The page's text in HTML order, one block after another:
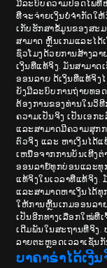
ມີລະບົບຄວາມປອດໄພທີ່
ທີ່ຈະຈ່າຍເງິນບໍ່ຈຳກັດໃ
ເກັບຮັກສາຂໍ້ມູນຂອງສະ
ສາມາດ ຫຼິ້ນເກມແລະໄ
ຊົ່ວໂມງດ້ວຍການສ້າງລ
ເງິນທີ່ແທ້ຈິງ. ມັນສາມາ
ອອນລາ​ຍ ດ້ເງິນທີ່ແທ້ຈິງ
ຍັງມີລະບົບການຖ່າຍທອ
ຕ້ອງການຂອງທ່ານໃນວິ
ຄວາມເປັນຈິງ ເປັນເອກ
ແລະສາມາດມີຄວາມສຸກ
ຕົວຈິງ ແລະ ຫາເງິນໄດ້
ເຫນືອຈາກການບັນເທີງຕ່
ອອນລາຍ​໌​ທຸກ​ບ່ອນ​ແລະ​ທຸ
ແທ້ຈິງໃນເວລາທີ່ແທ້ຈິງ.
ແລະສາມາດຫາເງິນໄດ້
ໃຫ້ການຫຼິ້ນເກມອອນລາ
ເປັນອີກທາງເລືອກໃໝ່ທີ່ເ
ເດີມພັນໃນສະຖານທີ່ຈິງ.
ລາຍຕະຫຼອດເວລາເຊັ່ນກັ
ບາຄາຣ່າໄດ້ເງີນ